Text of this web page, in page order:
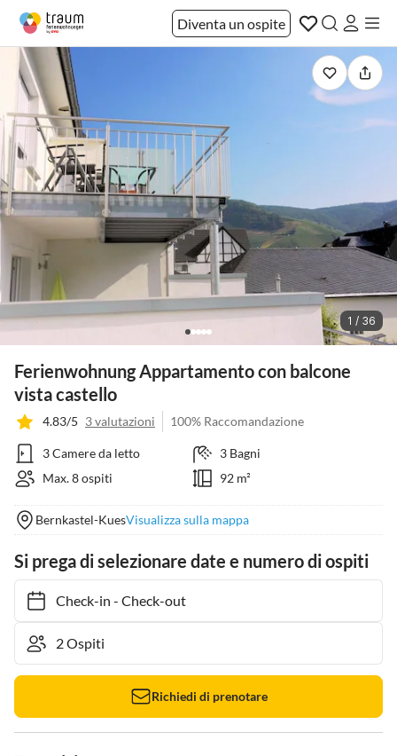
Diventa un ospite
1 / 36
Ferienwohnung Appartamento con balcone
vista castello
4.83/5 3 valutazioni 100% Raccomandazione
3 Camere da letto
3 Bagni
Max. 8 ospiti
92 m²
Bernkastel-KuesVisualizza sulla mappa
Si prega di selezionare date e numero di ospiti
Check-in- Check-out
Richiedi di prenotare